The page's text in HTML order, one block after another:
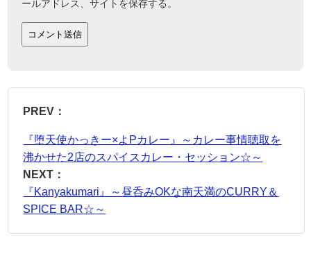
ールアドレス、サイトを保存する。
PREV：
『堕天使かっきー×よPカレー』～カレー事情聴取を
沸かせた2店のスパイスカレー・セッション☆～
NEXT：
『Kanyakumari』～昼呑みOKな南天満のCURRY＆
SPICE BAR☆～